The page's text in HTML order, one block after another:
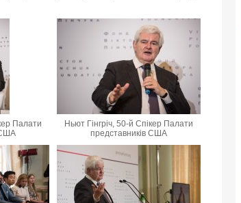
Палати
США
Ньют Гінгріч, 50-й Спікер Палати
представників США